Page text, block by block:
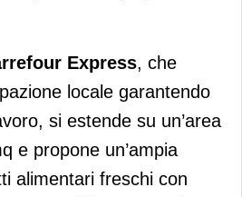
Express, che
locale garantendo
si estende su un’area
e propone un’ampia
alimentari freschi con